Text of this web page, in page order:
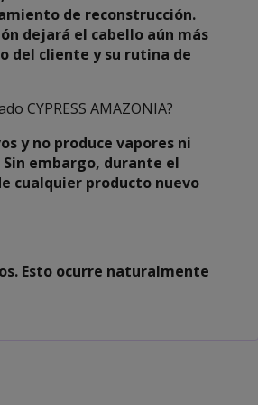
de reconstrucción.
dejará el cabello aún más
del cliente y su rutina de
CYPRESS AMAZONIA?
y no produce vapores ni
embargo, durante el
cualquier producto nuevo
Esto ocurre naturalmente